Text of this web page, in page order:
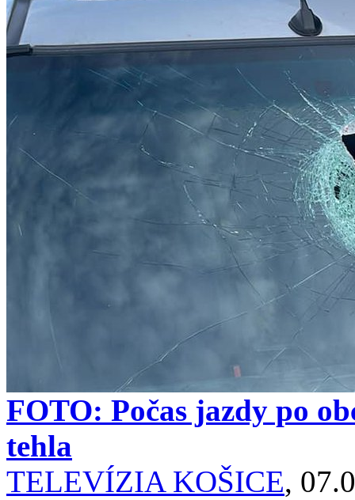
FOTO: Počas jazdy po
tehla
TELEVÍZIA KOŠICE,